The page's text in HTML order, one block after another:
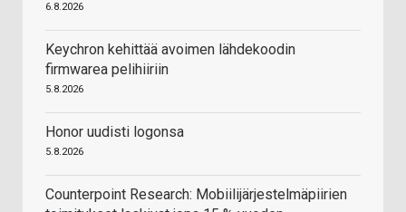
6.8.2026
Keychron kehittää avoimen lähdekoodin
firmwarea pelihiiriin
5.8.2026
Honor uudisti logonsa
5.8.2026
Counterpoint Research: Mobiilijärjestelmäpiirien